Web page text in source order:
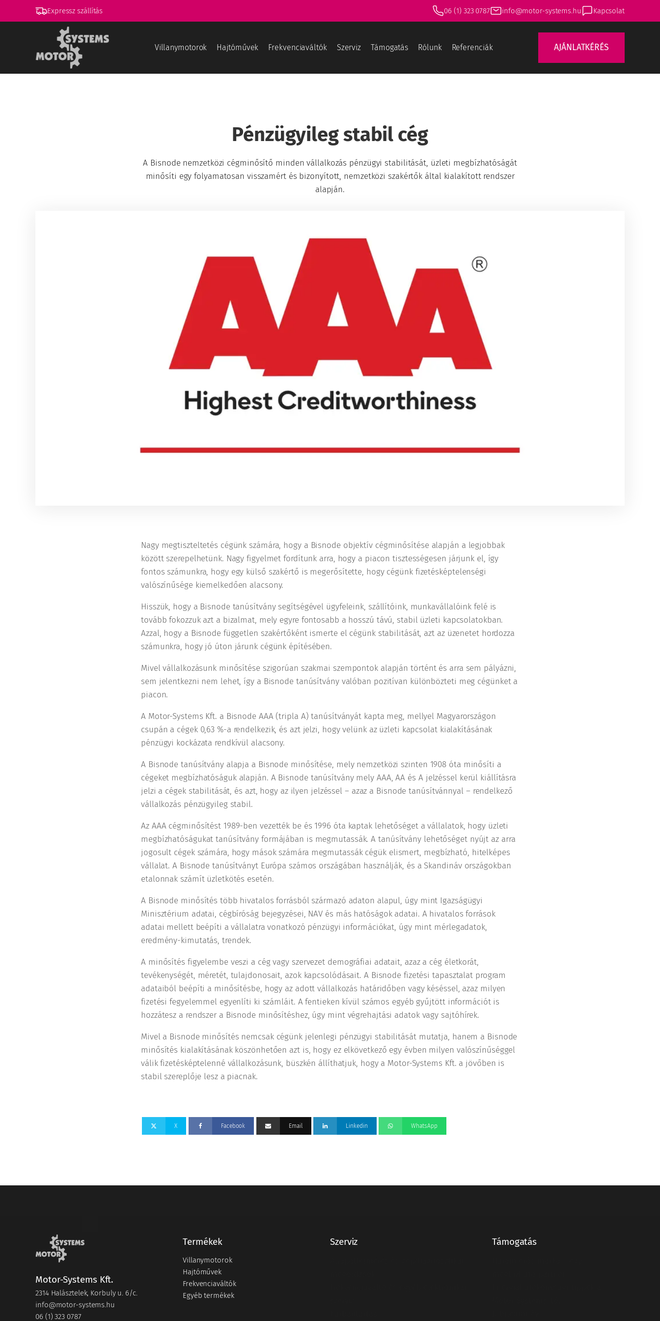
Expressz szállítás 06 (1) 323 0787 info@motor-systems.hu Kapcsolat
Villanymotorok Hajtóművek Frekvenciaváltók Szerviz Támogatás Rólunk Referenciák AJÁNLATKÉRÉS
Pénzügyileg stabil cég
A Bisnode nemzetközi cégminősítő minden vállalkozás pénzügyi stabilitását, üzleti megbízhatóságát
minősíti egy folyamatosan visszamért és bizonyított, nemzetközi szakértők által kialakított rendszer
alapján.
Nagy megtiszteltetés cégünk számára, hogy a Bisnode objektív cégminősítése alapján a legjobbak
között szerepelhetünk. Nagy figyelmet fordítunk arra, hogy a piacon tisztességesen járjunk el, így
fontos számunkra, hogy egy külső szakértő is megerősítette, hogy cégünk fizetésképtelenségi
valószínűsége kiemelkedően alacsony.
Hisszük, hogy a Bisnode tanúsítvány segítségével ügyfeleink, szállítóink, munkavállalóink felé is
tovább fokozzuk azt a bizalmat, mely egyre fontosabb a hosszú távú, stabil üzleti kapcsolatokban.
Azzal, hogy a Bisnode független szakértőként ismerte el cégünk stabilitását, azt az üzenetet hordozza
számunkra, hogy jó úton járunk cégünk építésében.
Mivel vállalkozásunk minősítése szigorúan szakmai szempontok alapján történt és arra sem pályázni,
sem jelentkezni nem lehet, így a Bisnode tanúsítvány valóban pozitívan különbözteti meg cégünket a
piacon.
A Motor-Systems Kft. a Bisnode AAA (tripla A) tanúsítványát kapta meg, mellyel Magyarországon
csupán a cégek 0,63 %-a rendelkezik, és azt jelzi, hogy velünk az üzleti kapcsolat kialakításának
pénzügyi kockázata rendkívül alacsony.
A Bisnode tanúsítvány alapja a Bisnode minősítése, mely nemzetközi szinten 1908 óta minősíti a
cégeket megbízhatóságuk alapján. A Bisnode tanúsítvány mely AAA, AA és A jelzéssel kerül kiállításra
jelzi a cégek stabilitását, és azt, hogy az ilyen jelzéssel – azaz a Bisnode tanúsítvánnyal – rendelkező
vállalkozás pénzügyileg stabil.
Az AAA cégminősítést 1989-ben vezették be és 1996 óta kaptak lehetőséget a vállalatok, hogy üzleti
megbízhatóságukat tanúsítvány formájában is megmutassák. A tanúsítvány lehetőséget nyújt az arra
jogosult cégek számára, hogy mások számára megmutassák cégük elismert, megbízható, hitelképes
vállalat. A Bisnode tanúsítványt Európa számos országában használják, és a Skandináv országokban
etalonnak számít üzletkötés esetén.
A Bisnode minősítés több hivatalos forrásból származó adaton alapul, úgy mint Igazságügyi
Minisztérium adatai, cégbíróság bejegyzései, NAV és más hatóságok adatai. A hivatalos források
adatai mellett beépíti a vállalatra vonatkozó pénzügyi információkat, úgy mint mérlegadatok,
eredmény-kimutatás, trendek.
A minősítés figyelembe veszi a cég vagy szervezet demográfiai adatait, azaz a cég életkorát,
tevékenységét, méretét, tulajdonosait, azok kapcsolódásait. A Bisnode fizetési tapasztalat program
adataiból beépíti a minősítésbe, hogy az adott vállalkozás határidőben vagy késéssel, azaz milyen
fizetési fegyelemmel egyenlíti ki számláit. A fentieken kívül számos egyéb gyűjtött információt is
hozzátesz a rendszer a Bisnode minősítéshez, úgy mint végrehajtási adatok vagy sajtóhírek.
Mivel a Bisnode minősítés nemcsak cégünk jelenlegi pénzügyi stabilitását mutatja, hanem a Bisnode
minősítés kialakításának köszönhetően azt is, hogy ez elkövetkező egy évben milyen valószínűséggel
válik fizetésképtelenné vállalkozásunk, büszkén állíthatjuk, hogy a Motor-Systems Kft. a jövőben is
stabil szereplője lesz a piacnak.
X Facebook Email Linkedin WhatsApp
Motor-Systems Kft.
2314 Halásztelek, Korbuly u. 6/c.
info@motor-systems.hu
06 (1) 323 0787
Termékek
Villanymotorok
Hajtóművek
Frekvenciaváltók
Egyéb termékek
Szerviz Támogatás